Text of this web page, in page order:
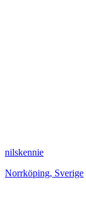
nilskennie
Norrköping, Sverige